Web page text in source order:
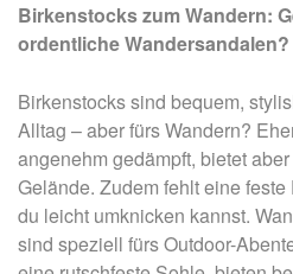
Birkenstocks zum Wandern:
ordentliche Wandersandalen?
Birkenstocks sind bequem,
Alltag – aber fürs Wandern?
angenehm gedämpft, bietet
Gelände. Zudem fehlt eine
du leicht umknicken kannst.
sind speziell fürs Outdoor-